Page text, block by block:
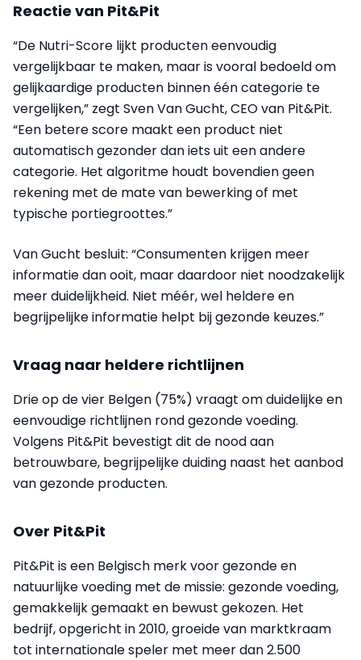
Reactie van Pit&Pit
“De Nutri-Score lijkt producten eenvoudig
vergelijkbaar te maken, maar is vooral bedoeld om
gelijkaardige producten binnen één categorie te
vergelijken,” zegt Sven Van Gucht, CEO van Pit&Pit.
“Een betere score maakt een product niet
automatisch gezonder dan iets uit een andere
categorie. Het algoritme houdt bovendien geen
rekening met de mate van bewerking of met
typische portiegroottes.”
Van Gucht besluit: “Consumenten krijgen meer
informatie dan ooit, maar daardoor niet noodzakelijk
meer duidelijkheid. Niet méér, wel heldere en
begrijpelijke informatie helpt bij gezonde keuzes.”
Vraag naar heldere richtlijnen
Drie op de vier Belgen (75%) vraagt om duidelijke en
eenvoudige richtlijnen rond gezonde voeding.
Volgens Pit&Pit bevestigt dit de nood aan
betrouwbare, begrijpelijke duiding naast het aanbod
van gezonde producten.
Over Pit&Pit
Pit&Pit is een Belgisch merk voor gezonde en
natuurlijke voeding met de missie: gezonde voeding,
gemakkelijk gemaakt en bewust gekozen. Het
bedrijf, opgericht in 2010, groeide van marktkraam
tot internationale speler met meer dan 2.500